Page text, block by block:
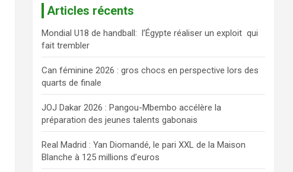
r
c
h
e
r
Articles récents
Mondial U18 de handball: l’Égypte réaliser un exploit qui
fait trembler
Can féminine 2026 : gros chocs en perspective lors des
quarts de finale
JOJ Dakar 2026 : Pangou-Mbembo accélère la
préparation des jeunes talents gabonais
Real Madrid : Yan Diomandé, le pari XXL de la Maison
Blanche à 125 millions d’euros